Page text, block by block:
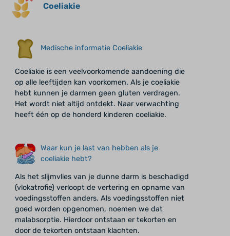
Coeliakie
Medische informatie Coeliakie
Coeliakie is een veelvoorkomende aandoening die
op alle leeftijden kan voorkomen. Als je coeliakie
hebt kunnen je darmen geen gluten verdragen.
Het wordt niet altijd ontdekt. Naar verwachting
heeft één op de honderd kinderen coeliakie.
Waar kun je last van hebben als je
coeliakie hebt?
Als het slijmvlies van je dunne darm is beschadigd
(vlokatrofie) verloopt de vertering en opname van
voedingsstoffen anders. Als voedingsstoffen niet
goed worden opgenomen, noemen we dat
malabsorptie. Hierdoor ontstaan er tekorten en
door de tekorten ontstaan klachten.